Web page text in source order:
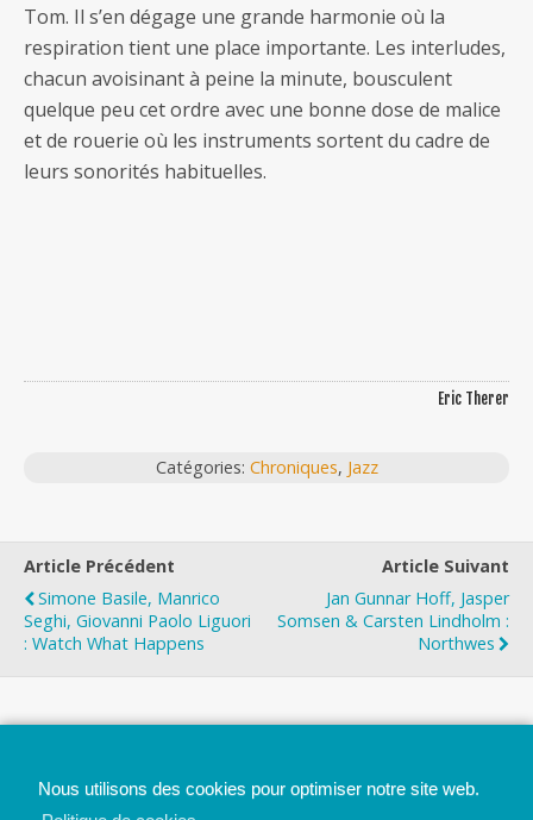
Tom. Il s’en dégage une grande harmonie où la
respiration tient une place importante. Les interludes,
chacun avoisinant à peine la minute, bousculent
quelque peu cet ordre avec une bonne dose de malice
et de rouerie où les instruments sortent du cadre de
leurs sonorités habituelles.
Eric Therer
Catégories: Chroniques, Jazz
Article Précédent
Simone Basile, Manrico
Seghi, Giovanni Paolo Liguori
: Watch What Happens
Article Suivant
Jan Gunnar Hoff, Jasper
Somsen & Carsten Lindholm :
Northwes
Nous utilisons des cookies pour optimiser notre site web.